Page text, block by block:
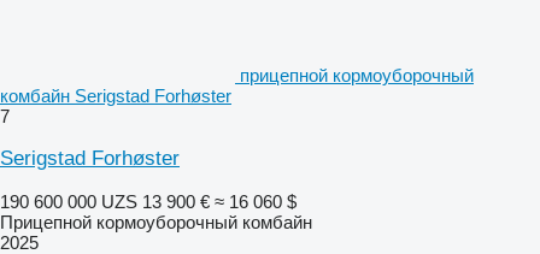
прицепной кормоуборочный
комбайн Serigstad Forhøster
7
Serigstad Forhøster
190 600 000 UZS 13 900 € ≈ 16 060 $
Прицепной кормоуборочный комбайн
2025